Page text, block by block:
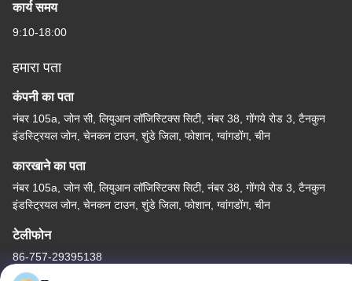
कार्य समय
9:10-18:00
हमारा पता
कंपनी का पता
नंबर 105a, जोन सी, लियुआन लॉजिस्टिक्स सिटी, नंबर 38, गोंगये रोड 3, टैनकुन
इंडस्ट्रियल जोन, चेनकन टाउन, शुंडे जिला, फोशान, ग्वांगडोंग, चीन
कारखाने का पता
नंबर 105a, जोन सी, लियुआन लॉजिस्टिक्स सिटी, नंबर 38, गोंगये रोड 3, टैनकुन
इंडस्ट्रियल जोन, चेनकन टाउन, शुंडे जिला, फोशान, ग्वांगडोंग, चीन
टेलीफोन
86-757-29395138